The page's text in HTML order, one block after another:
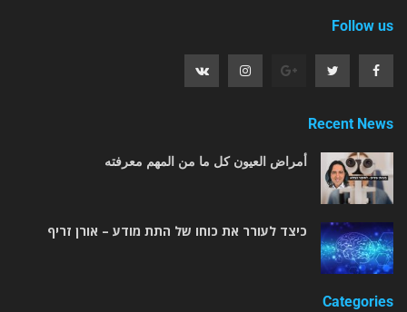
Follow us
Recent News
أمراض العيون كل ما من المهم معرفته
כיצד לעורר את כוחו של התת מודע – אורן זריף
Categories